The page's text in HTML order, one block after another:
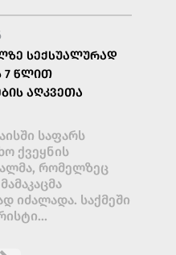
ᲡᲔᲥᲡᲣᲐᲚᲣᲠᲐᲓ
7 ᲬᲚᲘᲗ
ᲐᲦᲙᲕᲔᲗᲐ
საფარს
ქვეყნის
რომელზეც
იძალადა. საქმეში